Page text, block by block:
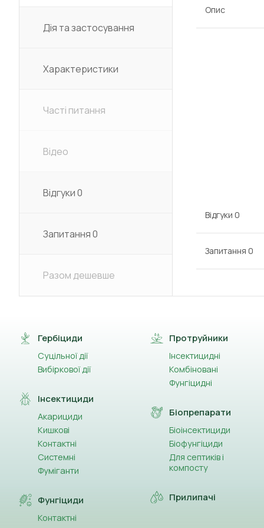
Дія та застосування
Характеристики
Часті питання
Відео
Відгуки0
Запитання0
Разом дешевше
Опис
Відгуки 0
Запитання 0
Гербіциди
Суцільної дії
Вибіркової дії
Інсектициди
Акарициди
Кишкові
Контактні
Системні
Фуміганти
Фунгіциди
Контактні
Протруйники
Інсектицидні
Комбіновані
Фунгіцидні
Біопрепарати
Біоінсектициди
Біофунгіциди
Для септиків і
компосту
Прилипачі